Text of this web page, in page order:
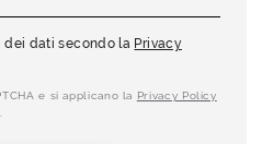
dei dati secondo la Privacy
e si applicano la Privacy Policy